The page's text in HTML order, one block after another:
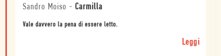
Sandro Moiso - Carmilla
Vale davvero la pena di essere letto.
Leggi